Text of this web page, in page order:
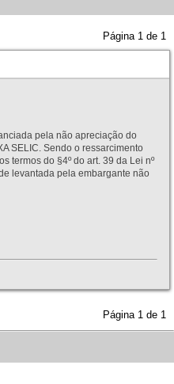
Página 1 de 1
pela não apreciação do
SELIC. Sendo o ressarcimento
termos do §4º do art. 39 da Lei nº
levantada pela embargante não
Página 1 de 1